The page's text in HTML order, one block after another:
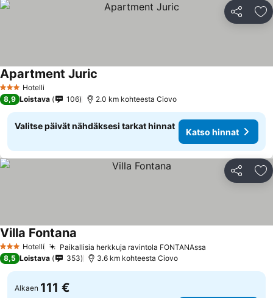
Jaa
3 Tähtiluokitus
Hotelli
Apartment Juric
8,9 Loistava 106 2.0 km kohteesta Ciovo
Valitse päivät nähdäksesi tarkat hinnat
Katso hinnat
Jaa
3 Tähtiluokitus
Hotelli Paikallisia herkkuja ravintola FONTANAssa
Villa Fontana
8,5 Loistava 353 3.6 km kohteesta Ciovo
Alkaen 111 €